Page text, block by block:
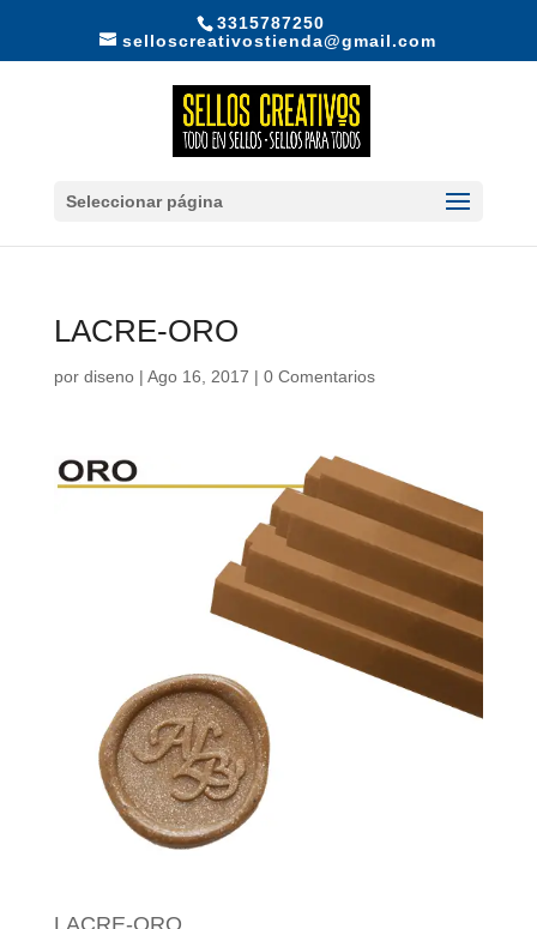
3315787250
selloscreativostienda@gmail.com
Seleccionar página
LACRE-ORO
por diseno| Ago 16, 2017 | 0 Comentarios